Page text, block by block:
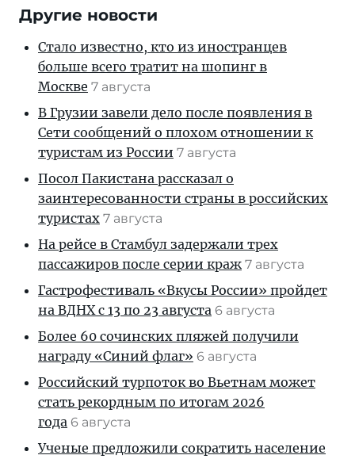
Другие новости
Стало известно, кто из иностранцев
больше всего тратит на шопинг в
Москве 7 августа
В Грузии завели дело после появления в
Сети сообщений о плохом отношении к
туристам из России 7 августа
Посол Пакистана рассказал о
заинтересованности страны в российских
туристах 7 августа
На рейсе в Стамбул задержали трех
пассажиров после серии краж 7 августа
Гастрофестиваль «Вкусы России» пройдет
на ВДНХ с 13 по 23 августа 6 августа
Более 60 сочинских пляжей получили
награду «Синий флаг» 6 августа
Российский турпоток во Вьетнам может
стать рекордным по итогам 2026
года 6 августа
Ученые предложили сократить население